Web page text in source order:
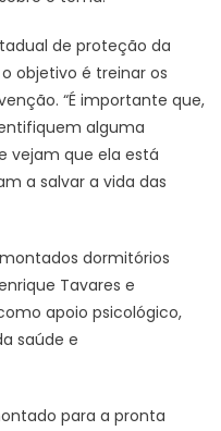
de proteção da
objetivo é treinar os
“É importante que,
alguma
vejam que ela está
a salvar a vida das
dormitórios
Tavares e
apoio psicológico,
saúde e
para a pronta